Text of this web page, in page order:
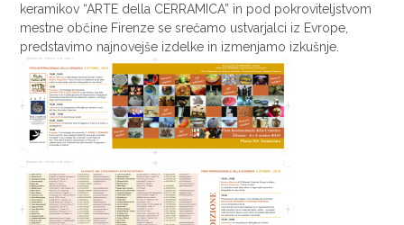
keramikov “ARTE della CERRAMICA” in pod pokroviteljstvom
mestne občine Firenze se srečamo ustvarjalci iz Evrope,
predstavimo najnovejše izdelke in izmenjamo izkušnje.